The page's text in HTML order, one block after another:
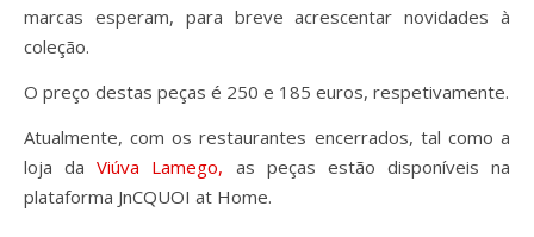
marcas esperam, para breve acrescentar novidades à
coleção.
O preço destas peças é 250 e 185 euros, respetivamente.
Atualmente, com os restaurantes encerrados, tal como a
loja da Viúva Lamego, as peças estão disponíveis na
plataforma JnCQUOI at Home.